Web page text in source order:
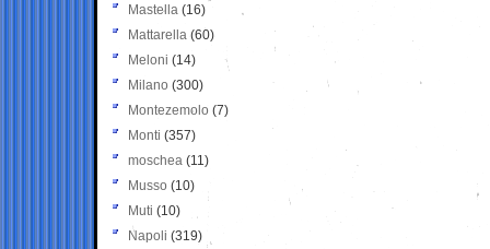
Mastella (16)
Mattarella (60)
Meloni (14)
Milano (300)
Montezemolo (7)
Monti (357)
moschea (11)
Musso (10)
Muti (10)
Napoli (319)